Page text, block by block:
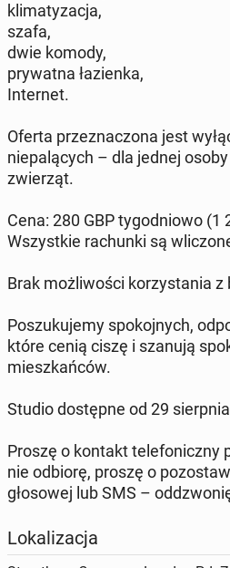
klimatyzacja,
szafa,
dwie komody,
prywatna łazienka,
Internet.
Oferta przeznaczona jest
niepalących – dla jednej
zwierząt.
Cena: 280 GBP tygodniowo (1
Wszystkie rachunki są
Brak możliwości korzystania z
Poszukujemy spokojnych,
które cenią ciszę i szanują
mieszkańców.
Studio dostępne od 29
Proszę o kontakt telefoniczny
nie odbiorę, proszę o
głosowej lub SMS –
Lokalizacja